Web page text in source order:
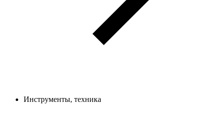
Инструменты, техника